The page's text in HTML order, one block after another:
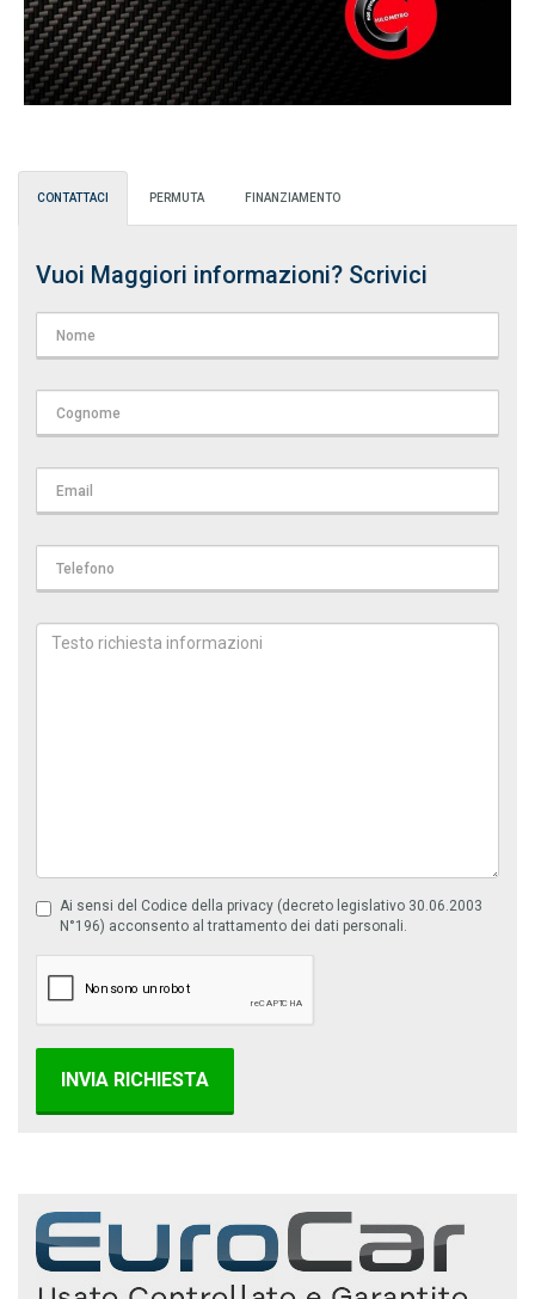
CONTATTACI PERMUTA FINANZIAMENTO
Vuoi Maggiori informazioni? Scrivici
Ai sensi del Codice della privacy (decreto legislativo 30.06.2003
N°196) acconsento al trattamento dei dati personali.
INVIA RICHIESTA